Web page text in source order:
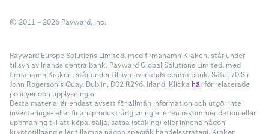
•
SpaceX-börsnoteringen via xStocks är inte
tillgänglig för kunder i USA.
© 2011 – 2026 Payward, Inc.
Payward Europe Solutions Limited, med firmanamn Kraken, står under
tillsyn av Irlands centralbank. Payward Global Solutions Limited, med
firmanamn Kraken, står under tillsyn av Irlands centralbank. Säte: 70 Sir
John Rogerson’s Quay, Dublin, D02 R296, Irland. Klicka härför relaterade
policyer och upplysningar.
Detta material är endast avsett för allmän information och utgör inte
investerings- eller finansproduktrådgivning eller en rekommendation eller
uppmaning till att köpa, sälja, satsa (staking) eller inneha någon